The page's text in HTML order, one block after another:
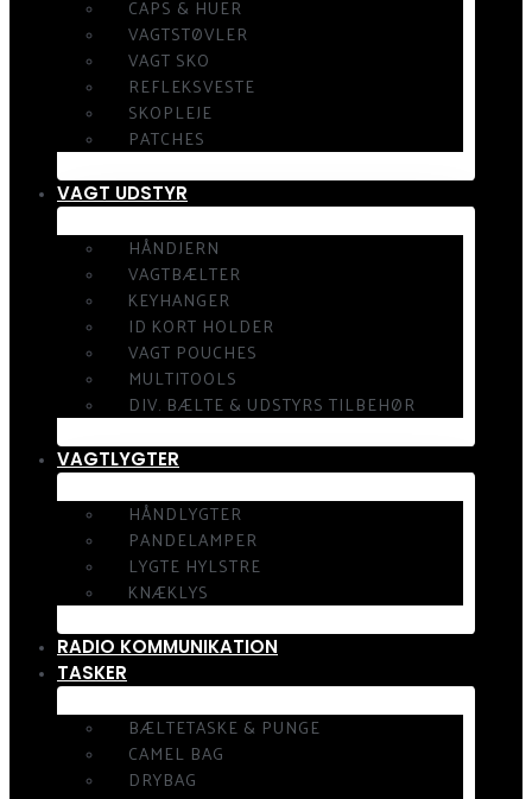
CAPS & HUER
VAGTSTØVLER
VAGT SKO
REFLEKSVESTE
SKOPLEJE
PATCHES
VAGT UDSTYR
HÅNDJERN
VAGTBÆLTER
KEYHANGER
ID KORT HOLDER
VAGT POUCHES
MULTITOOLS
DIV. BÆLTE & UDSTYRS TILBEHØR
VAGTLYGTER
HÅNDLYGTER
PANDELAMPER
LYGTE HYLSTRE
KNÆKLYS
RADIO KOMMUNIKATION
TASKER
BÆLTETASKE & PUNGE
CAMEL BAG
DRYBAG